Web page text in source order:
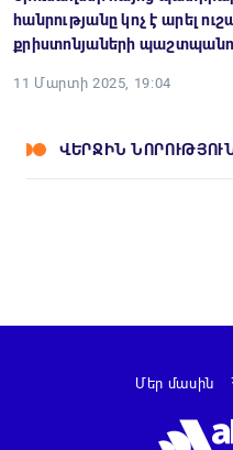
հանրությանը կոչ է արել
քրիստոնյաների
11 Մարտի 2025, 19:04
ՎԵՐՋԻՆ
Մեր մասին